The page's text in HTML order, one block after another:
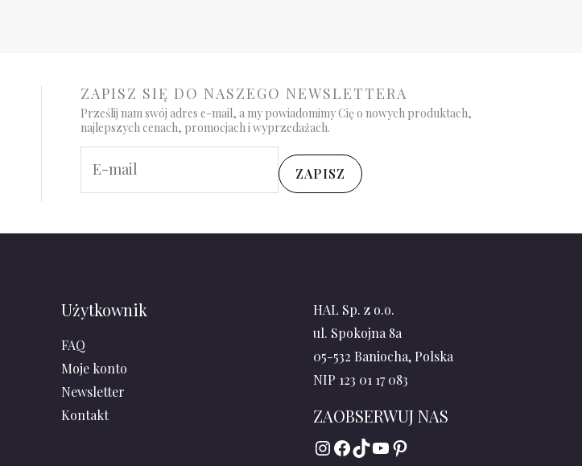
ZAPISZ SIĘ DO NASZEGO NEWSLETTERA
Prześlij nam swój adres e-mail, a my powiadomimy Cię o nowych produktach,
najlepszych cenach, promocjach i wyprzedażach.
ZAPISZ
Użytkownik
FAQ
Moje konto
Newsletter
Kontakt
HAL Sp. z o.o.
ul. Spokojna 8a
05-532 Baniocha, Polska
NIP 123 01 17 083
ZAOBSERWUJ NAS